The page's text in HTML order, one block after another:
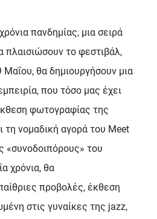
πανδημίας, μια σειρά
το φεστιβάλ,
θα δημιουργήσουν μια
που τόσο μας έχει
φωτογραφίας της
τη νομαδική αγορά του Meet
«συνοδοιπόρους» του
χρόνια, θα
προβολές, έκθεση
στις γυναίκες της jazz,